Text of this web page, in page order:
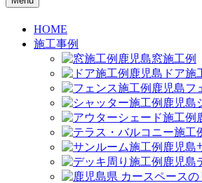
HOME
施工事例
窓施工例
ドア施
フ